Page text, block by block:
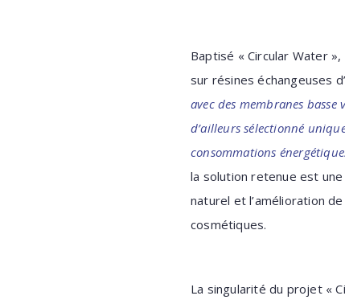
Baptisé « Circular Water
sur résines échangeuses
avec des membranes
d’ailleurs sélectionné
consommations
la solution retenue est
naturel et l’amélioration
cosmétiques.
La singularité du projet «